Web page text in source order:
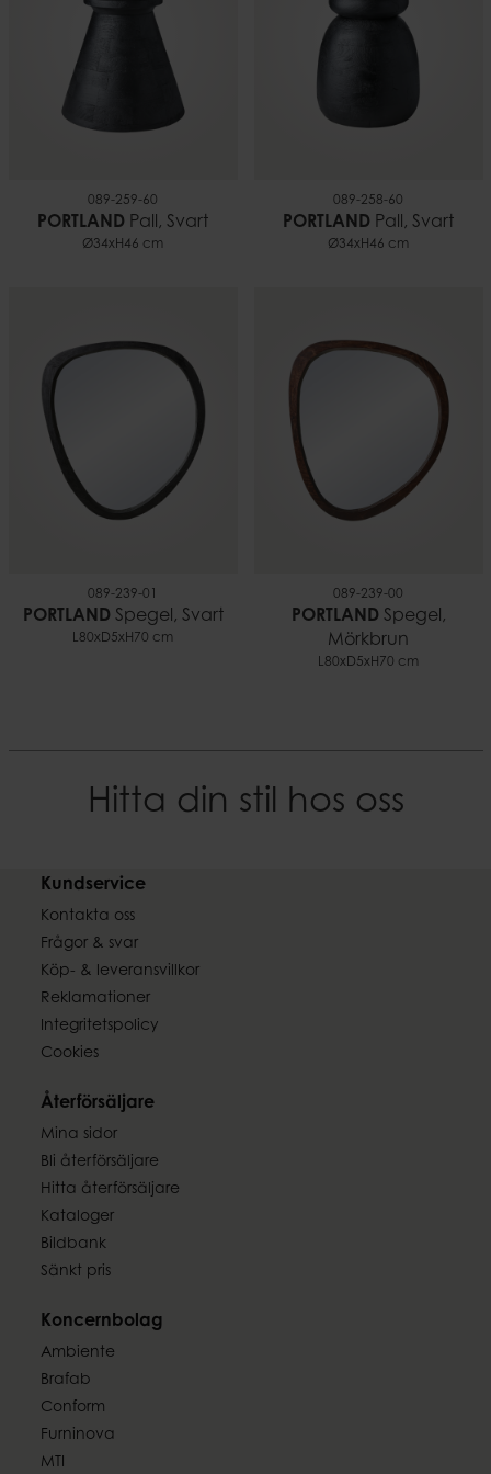
089-259-60
PORTLAND Pall, Svart
Ø34xH46 cm
089-258-60
PORTLAND Pall, Svart
Ø34xH46 cm
089-239-01
PORTLAND Spegel, Svart
L80xD5xH70 cm
089-239-00
PORTLAND Spegel,
Mörkbrun
L80xD5xH70 cm
Hitta din stil hos oss
Kundservice
Kontakta oss
Frågor & svar
Köp- & leveransvillkor
Reklamationer
Integritetspolicy
Cookies
Återförsäljare
Mina sidor
Bli återförsäljare
Hitta återförsäljare
Kataloger
Bildbank
Sänkt pris
Koncernbolag
Ambiente
Brafab
Conform
Furninova
MTI